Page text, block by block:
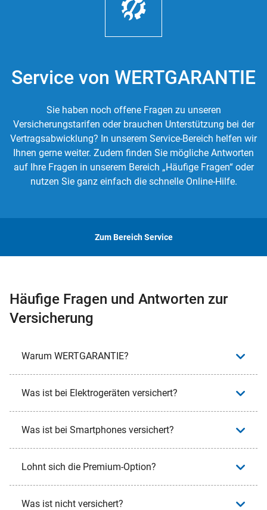
Service von WERTGARANTIE
Sie haben noch offene Fragen zu unseren
Versicherungstarifen oder brauchen Unterstützung bei der
Vertragsabwicklung? In unserem Service-Bereich helfen wir
Ihnen gerne weiter. Zudem finden Sie mögliche Antworten
auf Ihre Fragen in unserem Bereich „Häufige Fragen“ oder
nutzen Sie ganz einfach die schnelle Online-Hilfe.
Zum Bereich Service
Häufige Fragen und Antworten zur
Versicherung
Warum WERTGARANTIE?
Was ist bei Elektrogeräten versichert?
Was ist bei Smartphones versichert?
Lohnt sich die Premium-Option?
Was ist nicht versichert?